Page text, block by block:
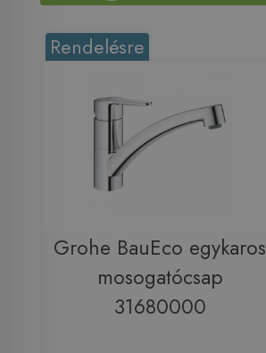
Rendelésre
Grohe BauEco egykaros
mosogatócsap
31680000